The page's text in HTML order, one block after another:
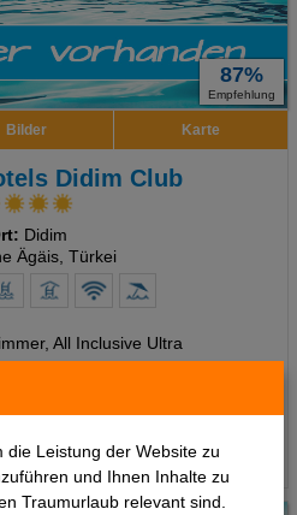
die Leistung der Website zu
und Ihnen Inhalte zu
Traumurlaub relevant sind.
87%
Empfehlung
Bilder Karte
Didim Club
Didim
Ägäis, Türkei
All Inclusive Ultra
Person